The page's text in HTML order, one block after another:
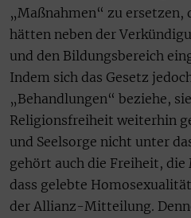
„Maßnahmen“ zu ersetzen,
hätten neben der
und den Bildungsbereich
Indem sich das Gesetz
„Behandlungen“ beziehe,
Religionsfreiheit weiterhin
und Seelsorge nicht unter
gehört auch die Freiheit,
dass gelebte
der Allianz-Mitteilung.